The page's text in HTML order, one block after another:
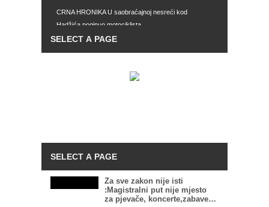
CRNA HRONIKA U saobraćajnoj nesreći kod
Hadžića poginuo motociklista
REAKCIJA Suljagić: Sad je jasno da iza napada na
je brutalno odbio njegovu ponudu. Otkrio je i
Za sve zakon nije isti
:Magistralni put nije mjesto
za pjevače, koncerte,zabave…